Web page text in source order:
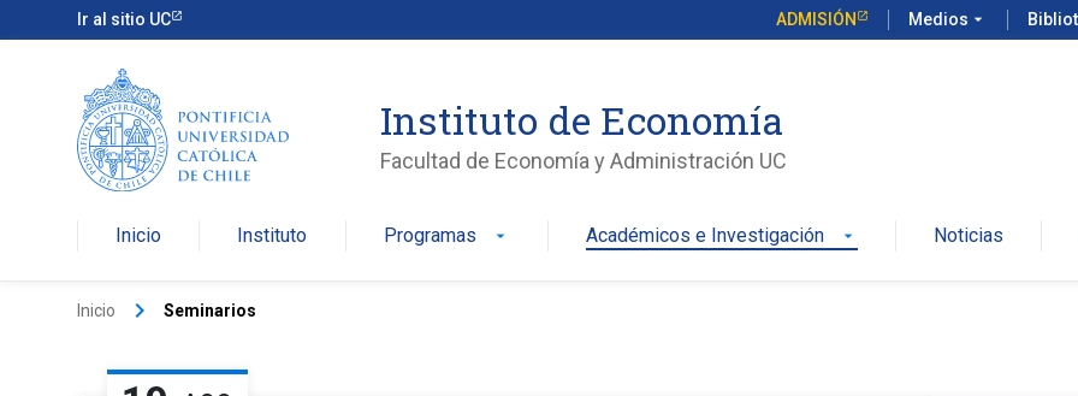
Ir al sitio UC ADMISIÓN Medios arrow_drop_down
Instituto de Economía
Facultad de Economía y Administración UC
Inicio Instituto Programas arrow_drop_down Académicos e Investigación arrow_drop_down Noticias
Inicio keyboard_arrow_right Seminarios